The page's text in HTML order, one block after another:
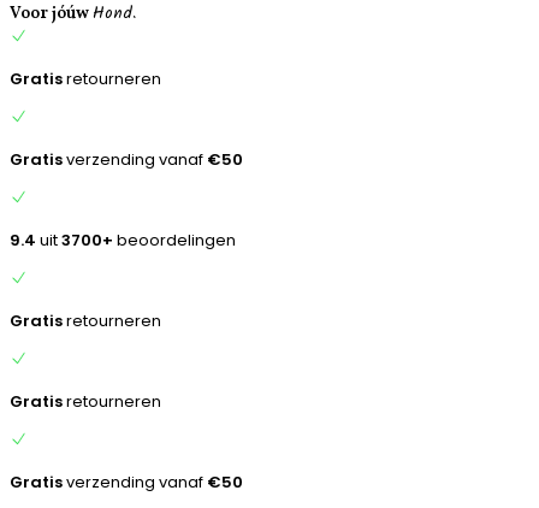
Voor jóúwHond.
Gratisretourneren
Gratisverzending vanaf €50
9.4 uit3700+ beoordelingen
Gratisretourneren
Gratisretourneren
Gratisverzending vanaf €50